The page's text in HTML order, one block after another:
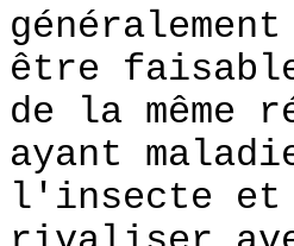
généralement
être
de la même
ayant
l'insecte et